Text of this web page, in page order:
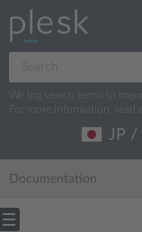
We log search terms to
For more information, read
JP /
Documentation